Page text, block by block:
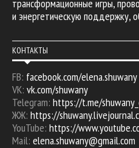
трансформационные игры,
и энергетическую поддержку,
КОНТАКТЫ
FB: facebook.com/elena.shuwany
VK: vk.com/shuwany
Telegram: https://t.me/
ЖЖ: https://
YouTube: https://
Mail: elena.shuwany@gmail.com